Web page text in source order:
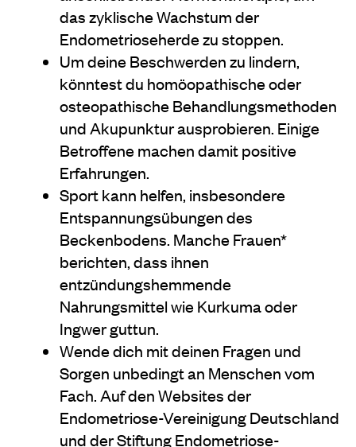
das zyklische Wachstum der
Endometrioseherde zu stoppen.
Um deine Beschwerden zu lindern,
könntest du homöopathische oder
osteopathische Behandlungsmethoden
und Akupunktur ausprobieren. Einige
Betroffene machen damit positive
Erfahrungen.
Sport kann helfen, insbesondere
Entspannungsübungen des
Beckenbodens. Manche Frauen*
berichten, dass ihnen
entzündungshemmende
Nahrungsmittel wie Kurkuma oder
Ingwer guttun.
Wende dich mit deinen Fragen und
Sorgen unbedingt an Menschen vom
Fach. Auf den Websites der
Endometriose-Vereinigung Deutschland
und der Stiftung Endometriose-